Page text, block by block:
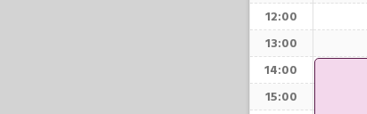
12:00
13:00
14:00
15:00